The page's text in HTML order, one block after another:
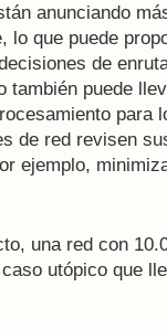
anunciando
lo que puede
de
también puede
para
de red revisen
ejemplo,
una red con
utópico que